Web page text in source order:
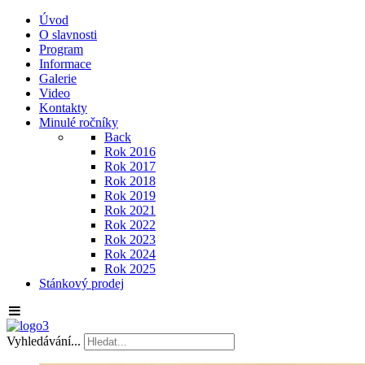
Úvod
O slavnosti
Program
Informace
Galerie
Video
Kontakty
Minulé ročníky
Back
Rok 2016
Rok 2017
Rok 2018
Rok 2019
Rok 2021
Rok 2022
Rok 2023
Rok 2024
Rok 2025
Stánkový prodej
Vyhledávání...